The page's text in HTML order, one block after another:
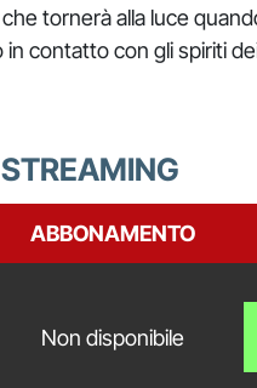
tornerà alla luce
contatto con gli spiriti
ABBONAMENTO
Non disponibile